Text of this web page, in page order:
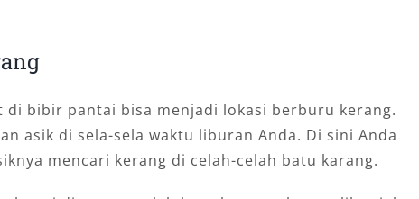
di bibir pantai bisa menjadi lokasi berburu kerang.
asik di sela-sela waktu liburan Anda. Di sini Anda
mencari kerang di celah-celah batu karang.